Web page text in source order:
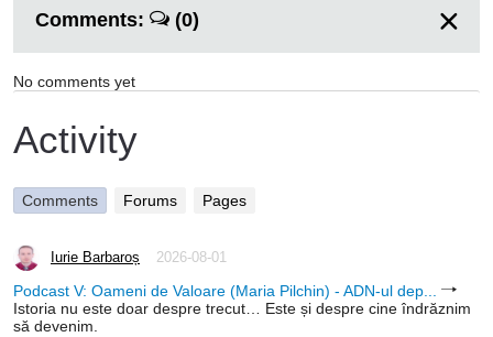
Comments: (0)
No comments yet
Activity
Comments Forums Pages
Iurie Barbaroș 2026-08-01
Podcast V: Oameni de Valoare (Maria Pilchin) - ADN-ul dep...
Istoria nu este doar despre trecut… Este și despre cine îndrăznim
să devenim.